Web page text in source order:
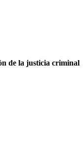
de la justicia criminal